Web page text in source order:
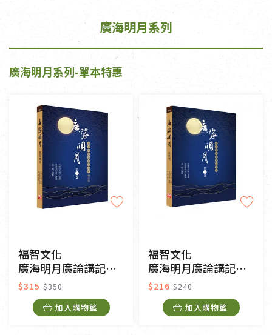
廣海明月系列
廣海明月系列-單本特惠
福智文化
廣海明月廣論講記淺析1(增訂版）
$315 $350
加入購物籃
福智文化
廣海明月廣論講記淺析2
$216 $240
加入購物籃